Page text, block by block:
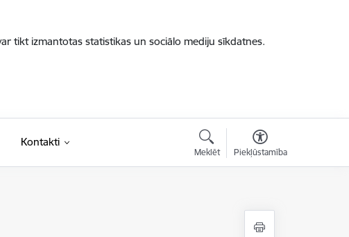
tikt izmantotas statistikas un sociālo mediju sīkdatnes.
Kontakti
Meklēt Piekļūstamība